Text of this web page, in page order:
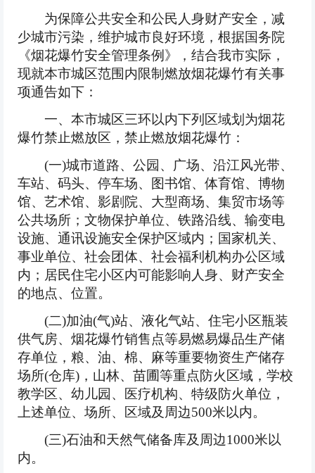
为保障公共安全和公民人身财产安全，减
少城市污染，维护城市良好环境，根据国务院
《烟花爆竹安全管理条例》，结合我市实际，
现就本市城区范围内限制燃放烟花爆竹有关事
项通告如下：
一、本市城区三环以内下列区域划为烟花
爆竹禁止燃放区，禁止燃放烟花爆竹：
(一)城市道路、公园、广场、沿江风光带、
车站、码头、停车场、图书馆、体育馆、博物
馆、艺术馆、影剧院、大型商场、集贸市场等
公共场所；文物保护单位、铁路沿线、输变电
设施、通讯设施安全保护区域内；国家机关、
事业单位、社会团体、社会福利机构办公区域
内；居民住宅小区内可能影响人身、财产安全
的地点、位置。
(二)加油(气)站、液化气站、住宅小区瓶装
供气房、烟花爆竹销售点等易燃易爆品生产储
存单位，粮、油、棉、麻等重要物资生产储存
场所(仓库)，山林、苗圃等重点防火区域，学校
教学区、幼儿园、医疗机构、特级防火单位，
上述单位、场所、区域及周边500米以内。
(三)石油和天然气储备库及周边1000米以
内。